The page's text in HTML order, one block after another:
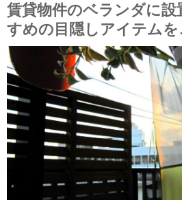
賃貸物件のベランダに
すめの目隠しアイテムを